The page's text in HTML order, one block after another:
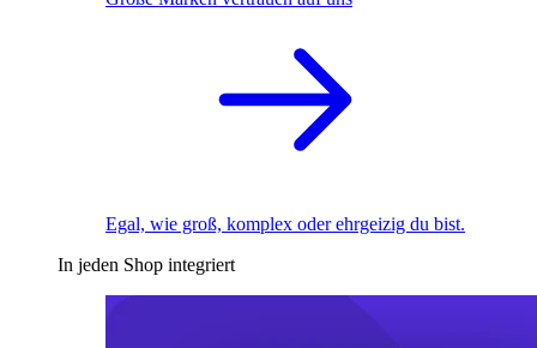
Egal, wie groß, komplex oder ehrgeizig du bist.
In jeden Shop integriert